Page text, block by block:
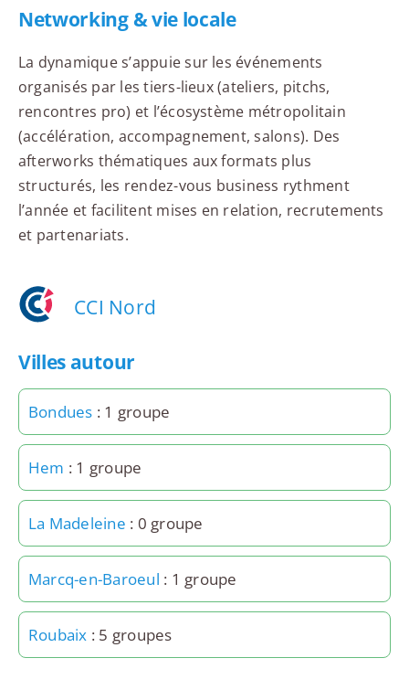
Networking & vie locale
La dynamique s’appuie sur les événements
organisés par les tiers-lieux (ateliers, pitchs,
rencontres pro) et l’écosystème métropolitain
(accélération, accompagnement, salons). Des
afterworks thématiques aux formats plus
structurés, les rendez-vous business rythment
l’année et facilitent mises en relation, recrutements
et partenariats.
CCI Nord
Villes autour
Bondues : 1 groupe
Hem : 1 groupe
La Madeleine : 0 groupe
Marcq-en-Baroeul : 1 groupe
Roubaix : 5 groupes